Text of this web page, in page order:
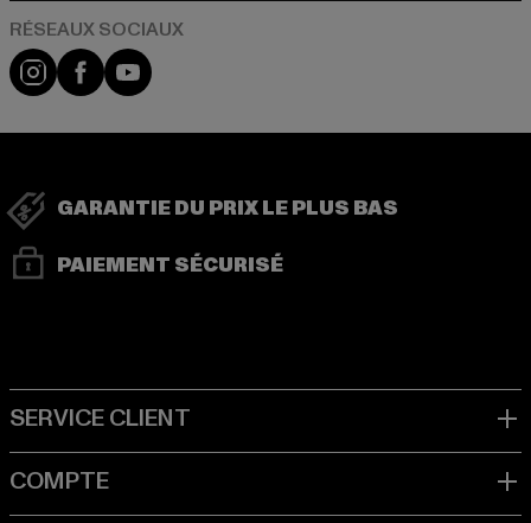
Visit our Instagram page:
Visit our Facebook page:
Visit our YouTube channel:
GARANTIE DU PRIX LE PLUS BAS
PAIEMENT SÉCURISÉ